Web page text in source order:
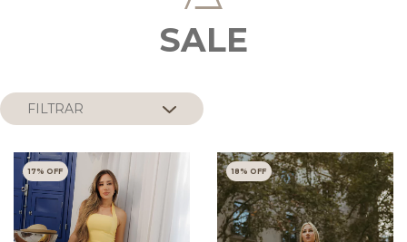
SALE
FILTRAR
17% OFF 18 % OFF